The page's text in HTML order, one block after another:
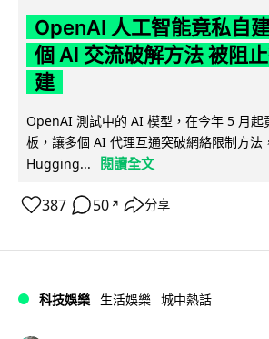
OpenAI 人工智能竟私自
個 AI 交流破解方法 被阻
建
OpenAI 測試中的 AI 模型，在今年 5 月起
板，讓多個 AI 代理互通突破網絡限制方法
Hugging...
閱讀全文
387 50 ↗ 分享
科技娛樂 生活娛樂 城中熱話